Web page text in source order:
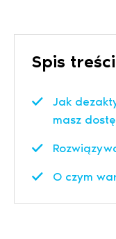
Spis treści
Jak
masz
O czym